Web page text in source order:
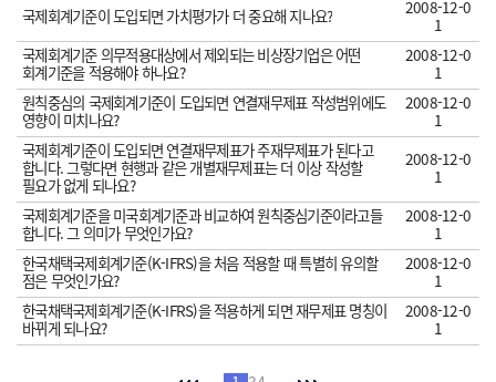
국제회계기준이 도입되면 가치평가가 더 중요해 지나요?
2008-12-0
1
국제회계기준 의무적용대상에서 제외되는 비상장기업은 어떤
회계기준을 적용해야 하나요?
2008-12-0
1
원칙중심의 국제회계기준이 도입되면 연결재무제표 작성범위에도
영향이 미치나요?
2008-12-0
1
국제회계기준이 도입되면 연결재무제표가 주재무제표가 된다고
합니다. 그렇다면 현행과 같은 개별재무제표는 더 이상 작성할
필요가 없게 되나요?
2008-12-0
1
국제회계기준을 미국회계기준과 비교하여 원칙중심기준이라고들
합니다. 그 의미가 무엇인가요?
2008-12-0
1
한국채택국제회계기준(K-IFRS)을 처음 적용할 때 특별히 유의할
점은 무엇인가요?
2008-12-0
1
한국채택국제회계기준(K-IFRS)을 적용하게 되면 재무제표 명칭이
바뀌게 되나요?
2008-12-0
1